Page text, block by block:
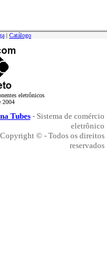
| Catálogo
eletrônicos
2004
Tubes- Sistema de comércio
eletrônico
Copyright © - Todos os direitos
reservados